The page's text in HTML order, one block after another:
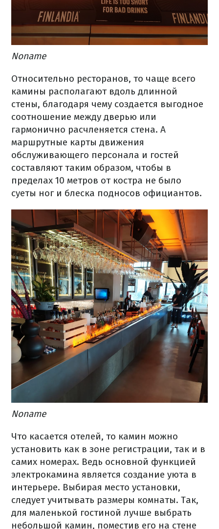
Noname
Относительно ресторанов, то чаще всего
камины располагают вдоль длинной
стены, благодаря чему создается выгодное
соотношение между дверью или
гармонично расчленяется стена. А
маршрутные карты движения
обслуживающего персонала и гостей
составляют таким образом, чтобы в
пределах 10 метров от костра не было
суеты ног и блеска подносов официантов.
​Noname
Что касается отелей, то камин можно
установить как в зоне регистрации, так и в
самих номерах. Ведь основной функцией
электрокамина является создание уюта в
интерьере. Выбирая место установки,
следует учитывать размеры комнаты. Так,
для маленькой гостиной лучше выбрать
небольшой камин, поместив его на стене